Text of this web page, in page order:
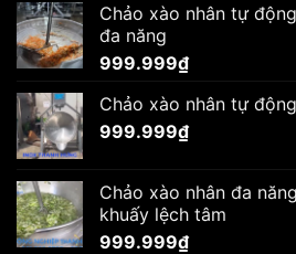
Chảo xào nhân tự
đa năng
999.999₫
Chảo xào nhân tự
999.999₫
Chảo xào nhân đa
khuấy lệch tâm
999.999₫